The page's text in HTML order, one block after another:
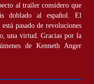
al trailer considero que
doblado al español. El
pasado de revoluciones
una virtud. Gracias por la
de Kenneth Anger